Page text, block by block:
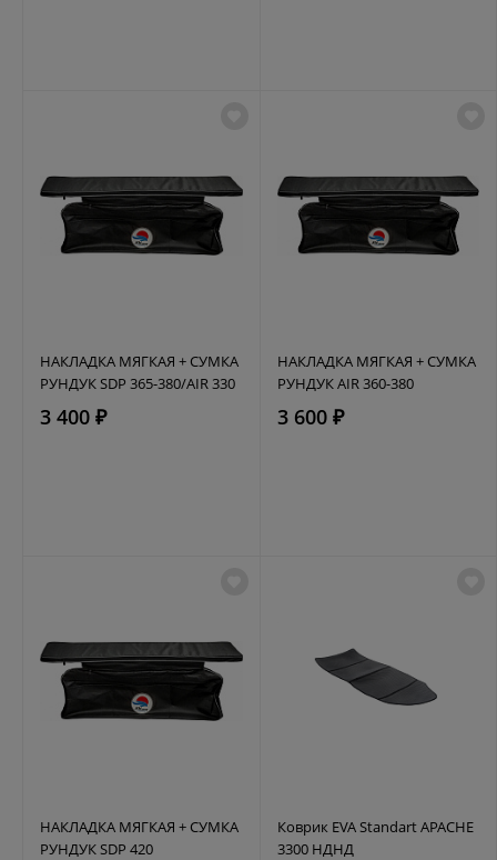
НАКЛАДКА МЯГКАЯ + СУМКА
РУНДУК SDP 365-380/AIR 330
3 400 ₽
НАКЛАДКА МЯГКАЯ + СУМКА
РУНДУК AIR 360-380
3 600 ₽
НАКЛАДКА МЯГКАЯ + СУМКА
РУНДУК SDP 420
Коврик EVA Standart APACHE
3300 НДНД